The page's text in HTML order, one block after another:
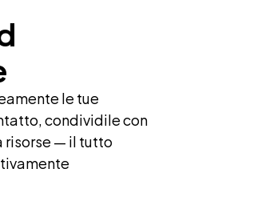
le tue
condividile con
risorse — il tutto